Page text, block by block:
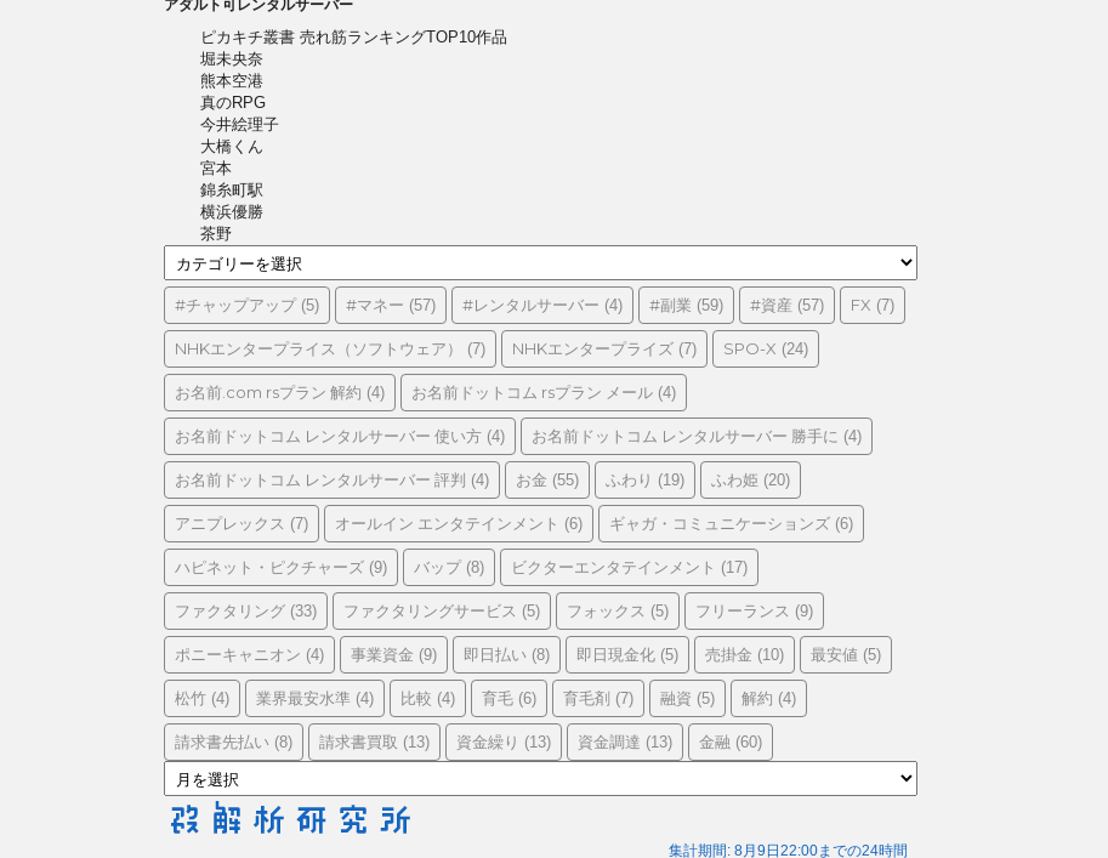
アダルト可レンタルサーバー
ピカキチ叢書 売れ筋ランキングTOP10作品
堀未央奈
熊本空港
真のRPG
今井絵理子
大橋くん
宮本
錦糸町駅
横浜優勝
茶野
テ
ゴ
リ
ー
#チャップアップ(5) #マネー (57) #レンタルサーバー (4) #副業 (59) #資産 (57) FX (7)
NHKエンタープライス（ソフトウェア） (7) NHKエンタープライズ (7) SPO-X (24)
お名前.com rsプラン 解約 (4) お名前ドットコム rsプラン メール (4)
お名前ドットコム レンタルサーバー 使い方 (4) お名前ドットコム レンタルサーバー 勝手に (4)
お名前ドットコム レンタルサーバー 評判 (4) お金 (55) ふわり (19) ふわ姫 (20)
アニプレックス (7) オールイン エンタテインメント (6) ギャガ・コミュニケーションズ (6)
ハピネット・ピクチャーズ (9) バップ(8) ビクターエンタテインメント (17)
ファクタリング (33) ファクタリングサービス (5) フォックス (5) フリーランス (9)
ポニーキャニオン (4) 事業資金 (9) 即日払い (8) 即日現金化 (5) 売掛金 (10) 最安値 (5)
松竹 (4) 業界最安水準 (4) 比較 (4) 育毛 (6) 育毛剤 (7) 融資 (5) 解約 (4)
請求書先払い (8) 請求書買取 (13) 資金繰り (13) 資金調達 (13) 金融 (60)
ー
カ
イ